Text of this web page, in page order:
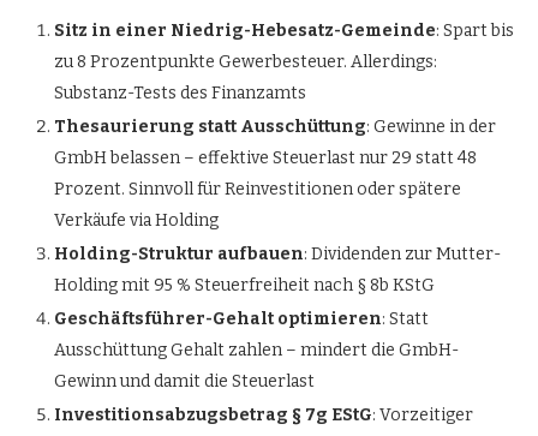
Sitz in einer Niedrig-Hebesatz-Gemeinde: Spart bis
zu 8 Prozentpunkte Gewerbesteuer. Allerdings:
Substanz-Tests des Finanzamts
Thesaurierung statt Ausschüttung: Gewinne in der
GmbH belassen – effektive Steuerlast nur 29 statt 48
Prozent. Sinnvoll für Reinvestitionen oder spätere
Verkäufe via Holding
Holding-Struktur aufbauen: Dividenden zur Mutter-
Holding mit 95 % Steuerfreiheit nach § 8b KStG
Geschäftsführer-Gehalt optimieren: Statt
Ausschüttung Gehalt zahlen – mindert die GmbH-
Gewinn und damit die Steuerlast
Investitionsabzugsbetrag § 7g EStG: Vorzeitiger